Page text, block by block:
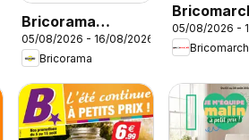
Bricorama
catalogue
05/08/2026 - 16/08/2026
Bricorama
catalogue
05/08/2026 -